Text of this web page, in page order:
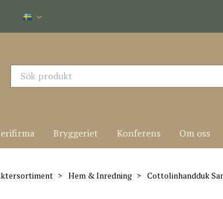
Bryggeriet Konferens Om oss
Hem & Inredning Cottolinhandduk